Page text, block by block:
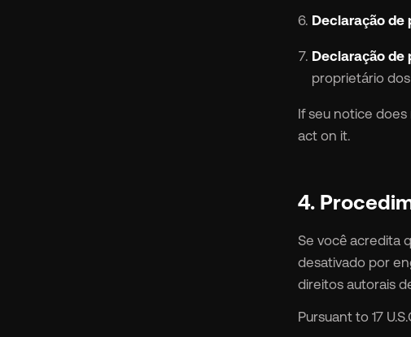
Declaração de
Declaração de
proprietário
If seu notice does
act on it.
4.
Se você acredita
desativado por
direitos autorais
Pursuant to 17